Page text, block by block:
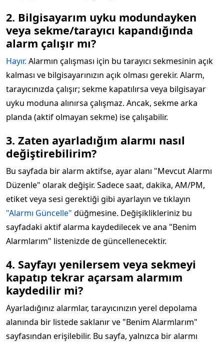
2. Bilgisayarım uyku modundayken
veya sekme/tarayıcı kapandığında
alarm çalışır mı?
Hayır. Alarmın çalışması için bu tarayıcı sekmesinin açık
kalması ve bilgisayarınızın açık olması gerekir. Alarm,
tarayıcınızda çalışır; sekme kapatılırsa veya bilgisayar
uyku moduna alınırsa çalışmaz. Ancak, sekme arka
planda (aktif olmayan sekme) ise çalışabilir.
3. Zaten ayarladığım alarmı nasıl
değiştirebilirim?
Bu sayfada bir alarm aktifse, ayar alanı "Mevcut Alarmı
Düzenle" olarak değişir. Sadece saat, dakika, AM/PM,
etiket veya sesi gerektiği gibi ayarlayın ve tıklayın
"Alarmı Güncelle" düğmesine. Değişiklikleriniz bu
sayfadaki aktif alarma kaydedilecek ve ana "Benim
Alarmlarım" listenizde de güncellenecektir.
4. Sayfayı yenilersem veya sekmeyi
kapatıp tekrar açarsam alarmım
kaydedilir mi?
Ayarladığınız alarmlar, tarayıcınızın yerel depolama
alanında bir listede saklanır ve "Benim Alarmlarım"
sayfasından erişilebilir. Bu sayfa, yalnızca bir alarmı